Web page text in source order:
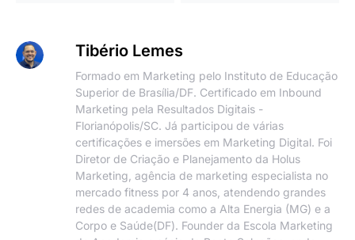
Tibério Lemes
Formado em Marketing pelo Instituto de Educação
Superior de Brasília/DF. Certificado em Inbound
Marketing pela Resultados Digitais -
Florianópolis/SC. Já participou de várias
certificações e imersões em Marketing Digital. Foi
Diretor de Criação e Planejamento da Holus
Marketing, agência de marketing especialista no
mercado fitness por 4 anos, atendendo grandes
redes de academia como a Alta Energia (MG) e a
Corpo e Saúde(DF). Founder da Escola Marketing